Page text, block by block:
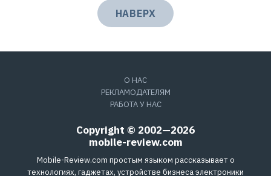
НАВЕРХ
О НАС
РЕКЛАМОДАТЕЛЯМ
РАБОТА У НАС
Copyright © 2002—2026
mobile-review.com
Mobile-Review.com простым языком рассказывает о
технологиях, гаджетах, устройстве бизнеса электроники